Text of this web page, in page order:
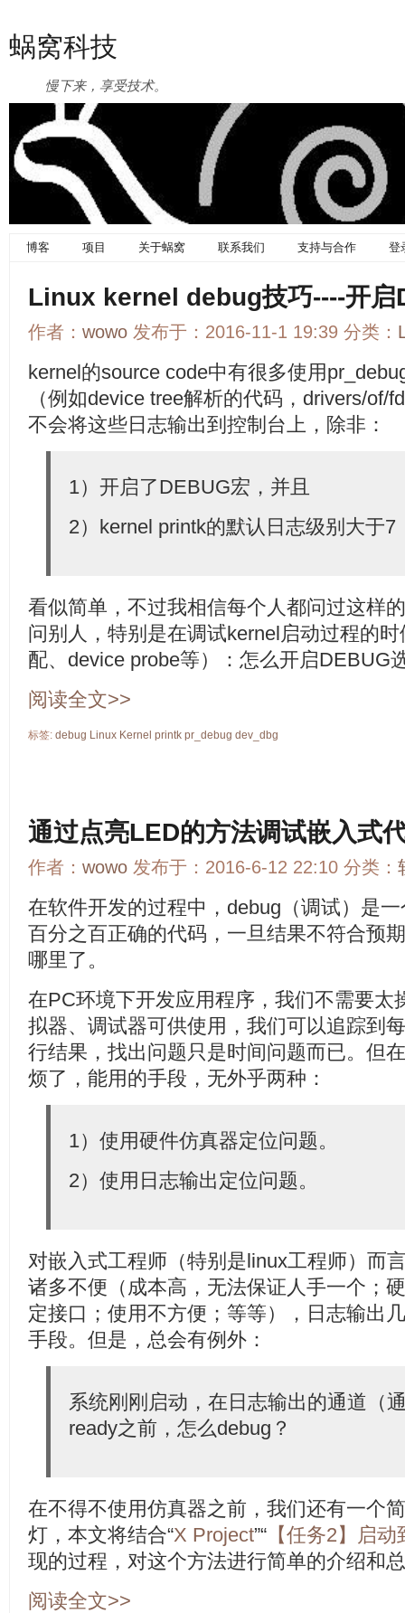
蜗窝科技
慢下来，享受技术。
博客 项目 关于蜗窝 联系我们 支持与合作 登
Linux kernel debug技巧----开启
作者： wowo 发布于：2016-11-1 19:39 分类：
kernel的source code中有很多使用
（例如device tree解析的代码，drivers/of/
不会将这些日志输出到控制台上，除非：
1）开启了DEBUG宏，并且
2）kernel printk的默认日志级别大于7
看似简单，不过我相信每个人都问过这样
问别人，特别是在调试kernel启动过程的
配、device probe等）：怎么开启DEBUG
阅读全文>>
标签: debug Linux Kernel printk pr_debug dev_dbg
通过点亮LED的方法调试嵌入式
作者： wowo 发布于：2016-6-12 22:10 分类：
在软件开发的过程中，debug（调试）是
百分之百正确的代码，一旦结果不符合预
哪里了。
在PC环境下开发应用程序，我们不需要太
拟器、调试器可供使用，我们可以追踪到
行结果，找出问题只是时间问题而已。但
烦了，能用的手段，无外乎两种：
1）使用硬件仿真器定位问题。
2）使用日志输出定位问题。
对嵌入式工程师（特别是linux工程师）而
诸多不便（成本高，无法保证人手一个；
定接口；使用不方便；等等），日志输出
手段。但是，总会有例外：
系统刚刚启动，在日志输出的通道（
ready之前，怎么debug？
在不得不使用仿真器之前，我们还有一个
灯，本文将结合“X Project”“ 【任务2】启
现的过程，对这个方法进行简单的介绍和
阅读全文>>